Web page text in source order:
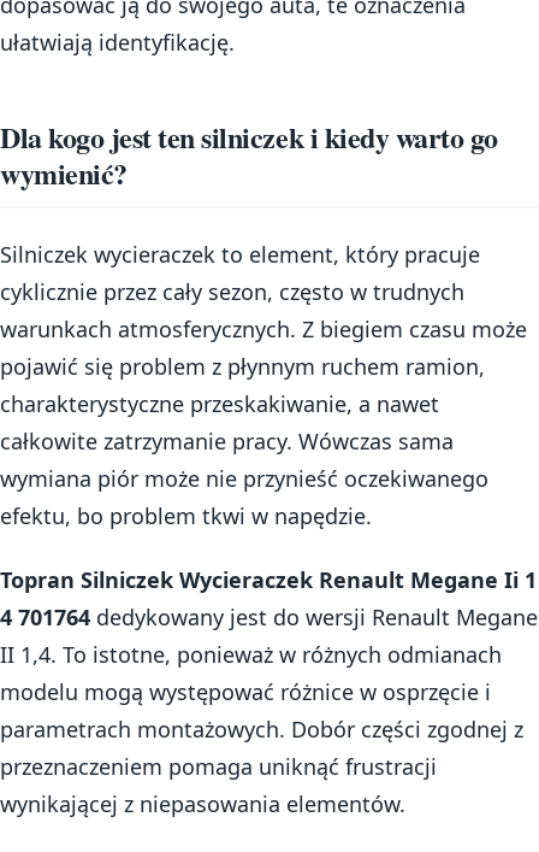
ułatwiają identyfikację.
Dla kogo jest ten silniczek i kiedy warto go
wymienić?
Silniczek wycieraczek to element, który pracuje
cyklicznie przez cały sezon, często w trudnych
warunkach atmosferycznych. Z biegiem czasu może
pojawić się problem z płynnym ruchem ramion,
charakterystyczne przeskakiwanie, a nawet
całkowite zatrzymanie pracy. Wówczas sama
wymiana piór może nie przynieść oczekiwanego
efektu, bo problem tkwi w napędzie.
Topran Silniczek Wycieraczek Renault Megane Ii 1
4 701764 dedykowany jest do wersji Renault Megane
II 1,4. To istotne, ponieważ w różnych odmianach
modelu mogą występować różnice w osprzęcie i
parametrach montażowych. Dobór części zgodnej z
przeznaczeniem pomaga uniknąć frustracji
wynikającej z niepasowania elementów.